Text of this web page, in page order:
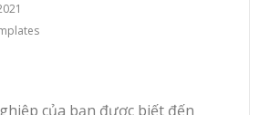
của bạn được biết đến